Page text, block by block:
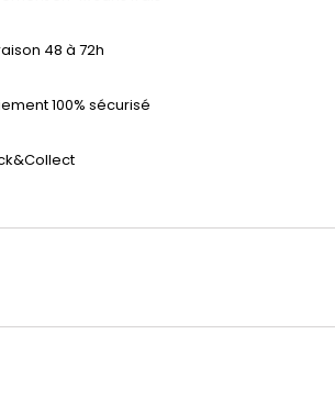
48 à 72h
100% sécurisé